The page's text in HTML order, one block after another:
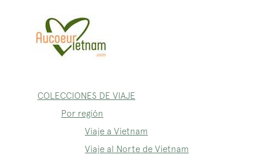
COLECCIONES DE VIAJE
Por región
Viaje a Vietnam
Viaje al Norte de Vietnam